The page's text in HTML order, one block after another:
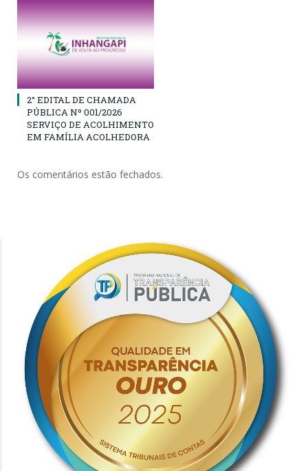
2° EDITAL DE CHAMADA
PÚBLICA Nº 001/2026
SERVIÇO DE ACOLHIMENTO
EM FAMÍLIA ACOLHEDORA
Os comentários estão fechados.